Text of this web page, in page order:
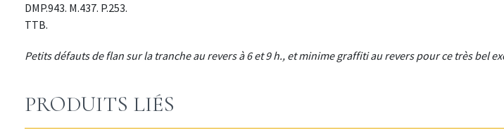
DMP.943. M.437. P.253.
TTB.
Petits défauts de flan sur la tranche au revers à 6 et 9 h., et minime graffiti au revers pour ce très bel
PRODUITS LIÉS